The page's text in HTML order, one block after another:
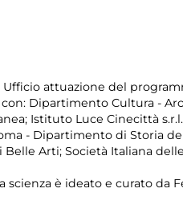
attuazione del
Dipartimento Cultura -
Istituto Luce Cinecittà
- Dipartimento di Storia
Arti; Società Italiana
è ideato e curato da